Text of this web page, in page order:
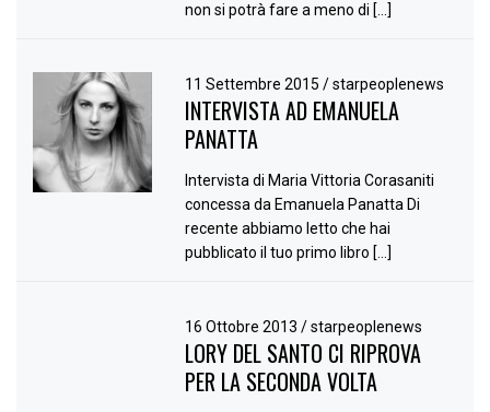
non si potrà fare a meno di […]
11 Settembre 2015/ starpeoplenews
INTERVISTA AD EMANUELA
PANATTA
Intervista di Maria Vittoria Corasaniti
concessa da Emanuela Panatta Di
recente abbiamo letto che hai
pubblicato il tuo primo libro […]
16 Ottobre 2013/ starpeoplenews
LORY DEL SANTO CI RIPROVA
PER LA SECONDA VOLTA